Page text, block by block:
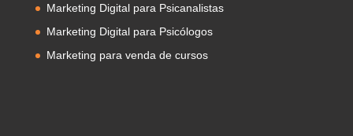
Marketing Digital para Psicanalistas
Marketing Digital para Psicólogos
Marketing para venda de cursos